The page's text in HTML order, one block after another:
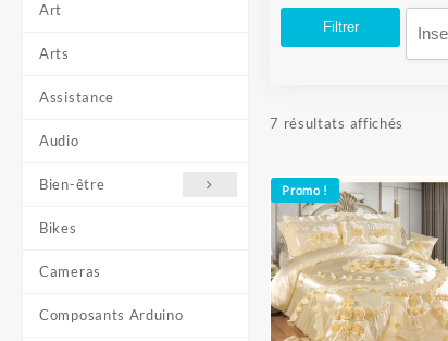
Art
Arts
Assistance
Audio
Bien-être
Bikes
Cameras
Composants Arduino
Filtrer
7 résultats affichés
récent
plus
ancien
Promo !